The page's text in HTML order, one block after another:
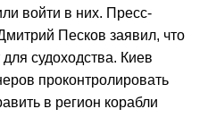
войти в них. Пресс-
Песков заявил, что
судоходства. Киев
проконтролировать
в регион корабли